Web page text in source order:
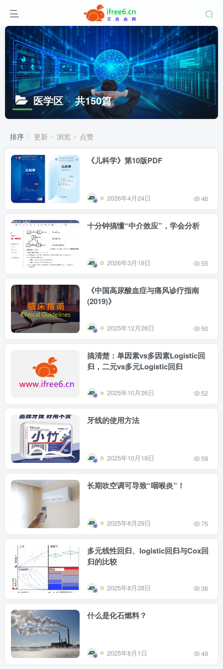
医学区 共150篇
排序 更新 浏览 点赞
《儿科学》第10版PDF
2026年4月24日 46
十分钟搞懂“中介效应”，学会分析
2026年3月19日 55
《中国高尿酸血症与痛风诊疗指南
(2019)》
2025年12月28日 50
搞清楚：单因素vs多因素Logistic回
归，二元vs多元Logistic回归
2025年10月26日 52
牙线的使用方法
2025年10月19日 59
长期吹空调可导致“咽喉炎”！
2025年8月29日 75
多元线性回归、logistic回归与Cox回
归的比较
2025年8月28日 36
什么是化石燃料？
2025年8月1日 49